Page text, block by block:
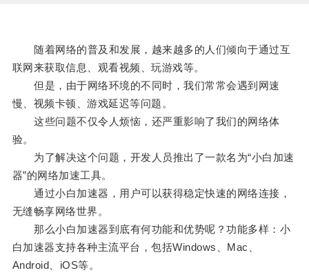
随着网络的普及和发展，越来越多的人们倾向于通过互
联网来获取信息、观看视频、玩游戏等。
但是，由于网络环境的不同时，我们常常会遇到网速
慢、视频卡顿、游戏延迟等问题。
这些问题不仅令人烦恼，还严重影响了我们的网络体
验。
为了解决这个问题，开发人员推出了一款名为“小白加速
器”的网络加速工具。
通过小白加速器，用户可以获得稳定快速的网络连接，
无缝畅享网络世界。
那么小白加速器到底有何功能和优势呢？功能多样：小
白加速器支持各种主流平台，包括Windows、Mac、
Android、iOS等。